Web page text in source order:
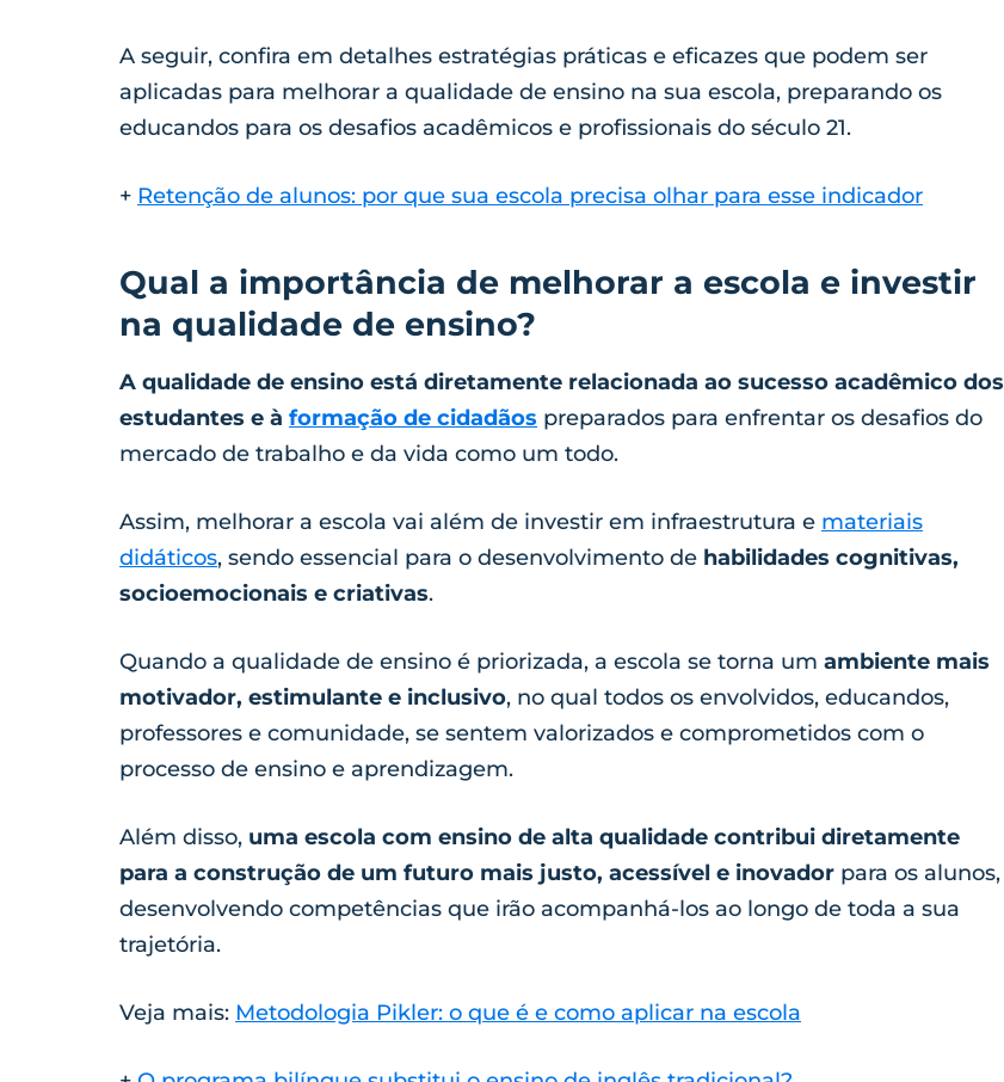
A seguir, confira em detalhes estratégias práticas e eficazes que podem ser
aplicadas para melhorar a qualidade de ensino na sua escola, preparando os
educandos para os desafios acadêmicos e profissionais do século 21.
+ Retenção de alunos: por que sua escola precisa olhar para esse indicador
Qual a importância de melhorar a escola e investir
na qualidade de ensino?
A qualidade de ensino está diretamente relacionada ao sucesso acadêmico dos
estudantes e à formação de cidadãos preparados para enfrentar os desafios do
mercado de trabalho e da vida como um todo.
Assim, melhorar a escola vai além de investir em infraestrutura e materiais
didáticos, sendo essencial para o desenvolvimento de habilidades cognitivas,
socioemocionais e criativas.
Quando a qualidade de ensino é priorizada, a escola se torna um ambiente mais
motivador, estimulante e inclusivo, no qual todos os envolvidos, educandos,
professores e comunidade, se sentem valorizados e comprometidos com o
processo de ensino e aprendizagem.
Além disso, uma escola com ensino de alta qualidade contribui diretamente
para a construção de um futuro mais justo, acessível e inovador para os alunos,
desenvolvendo competências que irão acompanhá-los ao longo de toda a sua
trajetória.
Veja mais: Metodologia Pikler: o que é e como aplicar na escola